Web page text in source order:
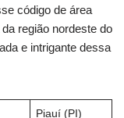
código de área
região nordeste do
e intrigante dessa
Piauí (PI)